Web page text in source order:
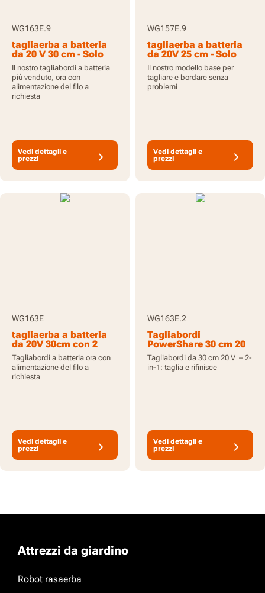
WG163E.9
tagliaerba a batteria
da 20 V 30 cm - Solo
utensile
Il nostro tagliabordi a batteria
più venduto, ora con
alimentazione del filo a
richiesta
Vedi dettagli e
prezzi
WG157E.9
tagliaerba a batteria
da 20V 25 cm - Solo
utensile
Il nostro modello base per
tagliare e bordare senza
problemi
Vedi dettagli e
prezzi
WG163E
tagliaerba a batteria
da 20V 30cm con 2
batterie da 2,0Ah e
caricabatterie
Tagliabordi a batteria ora con
alimentazione del filo a
richiesta
Vedi dettagli e
prezzi
WG163E.2
Tagliabordi
PowerShare 30 cm 20
V, batterie incluse
Tagliabordi da 30 cm 20 V – 2-
in-1: taglia e rifinisce
Vedi dettagli e
prezzi
Attrezzi da giardino
Robot rasaerba